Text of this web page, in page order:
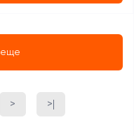
еще
> >|